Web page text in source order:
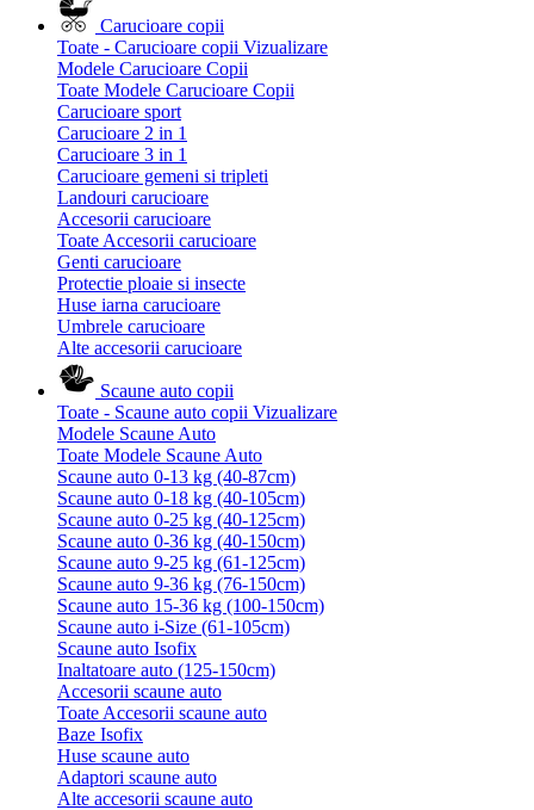
Carucioare copii
Toate - Carucioare copii Vizualizare
Modele Carucioare Copii
Toate Modele Carucioare Copii
Carucioare sport
Carucioare 2 in 1
Carucioare 3 in 1
Carucioare gemeni si tripleti
Landouri carucioare
Accesorii carucioare
Toate Accesorii carucioare
Genti carucioare
Protectie ploaie si insecte
Huse iarna carucioare
Umbrele carucioare
Alte accesorii carucioare
Scaune auto copii
Toate - Scaune auto copii Vizualizare
Modele Scaune Auto
Toate Modele Scaune Auto
Scaune auto 0-13 kg (40-87cm)
Scaune auto 0-18 kg (40-105cm)
Scaune auto 0-25 kg (40-125cm)
Scaune auto 0-36 kg (40-150cm)
Scaune auto 9-25 kg (61-125cm)
Scaune auto 9-36 kg (76-150cm)
Scaune auto 15-36 kg (100-150cm)
Scaune auto i-Size (61-105cm)
Scaune auto Isofix
Inaltatoare auto (125-150cm)
Accesorii scaune auto
Toate Accesorii scaune auto
Baze Isofix
Huse scaune auto
Adaptori scaune auto
Alte accesorii scaune auto